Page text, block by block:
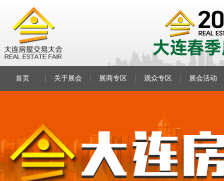
首页 关于展会 展商专区 观众专区 展会活动